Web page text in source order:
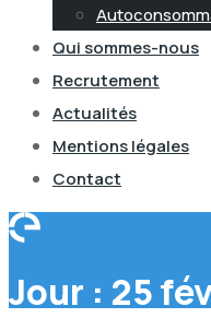
Qui sommes-nous
Recrutement
Actualités
Mentions légales
Contact
Jour : 25